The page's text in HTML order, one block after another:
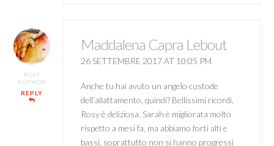
POST
AUTHOR
REPLY
Maddalena Capra Lebout
26 SETTEMBRE 2017 AT 10:05 PM
Anche tu hai avuto un angelo custode
dell’allattamento, quindi? Bellissimi ricordi,
Rosy è deliziosa. Sarah è migliorata molto
rispetto a mesi fa, ma abbiamo forti alti e
bassi, soprattutto non si hanno progressi